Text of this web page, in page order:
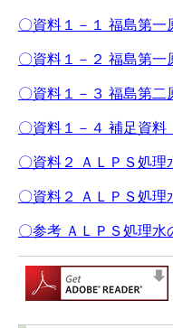
〇資料１－１ 福島第一
〇資料１－２ 福島第一
〇資料１－３ 福島第二
〇資料１－４ 補足資料
〇資料２ ＡＬＰＳ処理
〇資料２ ＡＬＰＳ処
〇参考 ＡＬＰＳ処理水